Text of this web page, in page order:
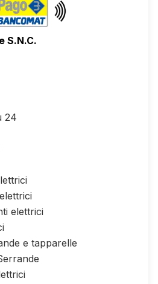
S.N.C.
24
elettrici
e tapparelle